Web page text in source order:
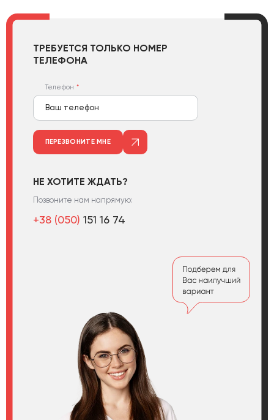
ТРЕБУЕТСЯ ТОЛЬКО НОМЕР
ТЕЛЕФОНА
Телефон
ПЕРЕЗВОНИТЕ МНЕ
НЕ ХОТИТЕ ЖДАТЬ?
Позвоните нам напрямую:
+38 (050) 151 16 74